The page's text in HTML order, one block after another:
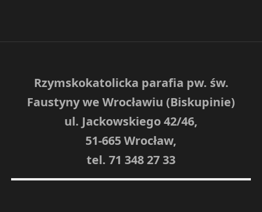
Rzymskokatolicka parafia pw. św.
Faustyny we Wrocławiu (Biskupinie)
ul. Jackowskiego 42/46,
51-665 Wrocław,
tel. 71 348 27 33